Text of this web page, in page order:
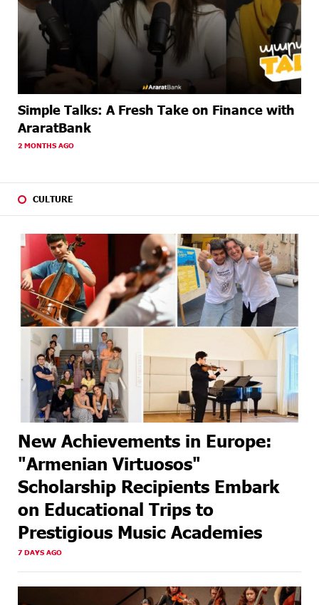
Simple Talks: A Fresh Take on Finance with
AraratBank
2 MONTHS AGO
CULTURE
New Achievements in Europe:
"Armenian Virtuosos"
Scholarship Recipients Embark
on Educational Trips to
Prestigious Music Academies
7 DAYS AGO